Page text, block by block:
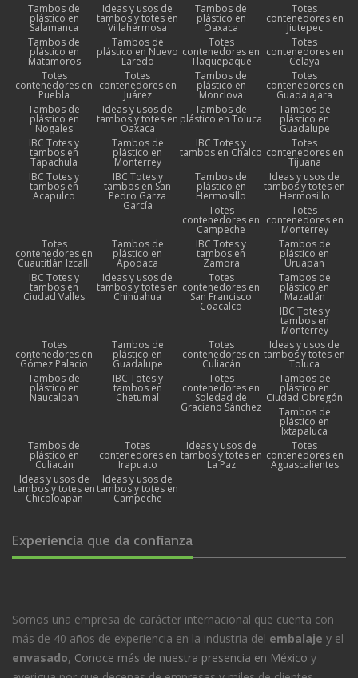
Tambos de
plástico en
Salamanca
Ideas y usos de
tambos y totes en
Villahermosa
Tambos de
plástico en
Oaxaca
Totes
contenedores en
Jiutepec
Tambos de
plástico en
Matamoros
Tambos de
plástico en Nuevo
Laredo
Totes
contenedores en
Tlaquepaque
Totes
contenedores en
Celaya
Totes
contenedores en
Puebla
Totes
contenedores en
Juárez
Tambos de
plástico en
Monclova
Totes
contenedores en
Guadalajara
Tambos de
plástico en
Nogales
Ideas y usos de
tambos y totes en
Oaxaca
Tambos de
plástico en Toluca
Tambos de
plástico en
Guadalupe
IBC Totes y
tambos en
Tapachula
Tambos de
plástico en
Monterrey
IBC Totes y
tambos en Chalco
Totes
contenedores en
Tijuana
IBC Totes y
tambos en
Acapulco
IBC Totes y
tambos en San
Pedro Garza
García
Tambos de
plástico en
Hermosillo
Ideas y usos de
tambos y totes en
Hermosillo
Totes
contenedores en
Campeche
Totes
contenedores en
Monterrey
Totes
contenedores en
Cuautitlán Izcalli
Tambos de
plástico en
Apodaca
IBC Totes y
tambos en
Zamora
Tambos de
plástico en
Uruapan
IBC Totes y
tambos en
Ciudad Valles
Ideas y usos de
tambos y totes en
Chihuahua
Totes
contenedores en
San Francisco
Coacalco
Tambos de
plástico en
Mazatlán
IBC Totes y
tambos en
Monterrey
Totes
contenedores en
Gómez Palacio
Tambos de
plástico en
Guadalupe
Totes
contenedores en
Culiacán
Ideas y usos de
tambos y totes en
Toluca
Tambos de
plástico en
Naucalpan
IBC Totes y
tambos en
Chetumal
Totes
contenedores en
Soledad de
Graciano Sánchez
Tambos de
plástico en
Ciudad Obregón
Tambos de
plástico en
Ixtapaluca
Tambos de
plástico en
Culiacán
Totes
contenedores en
Irapuato
Ideas y usos de
tambos y totes en
La Paz
Totes
contenedores en
Aguascalientes
Ideas y usos de
tambos y totes en
Chicoloapan
Ideas y usos de
tambos y totes en
Campeche
Experiencia que da confianza
Somos una empresa de carácter internacional que cuenta con
más de 40 años de experiencia en la industria del embalaje y el
envasado, Conoce más de nuestra presencia en México y